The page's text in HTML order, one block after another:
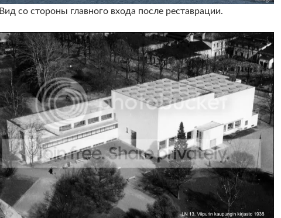
Вид со стороны главного входа после реставрации.